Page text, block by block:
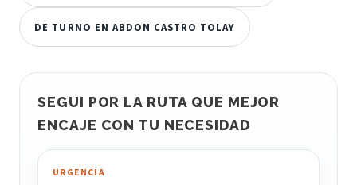
DE TURNO EN ABDON CASTRO TOLAY
SEGUI POR LA RUTA QUE MEJOR
ENCAJE CON TU NECESIDAD
URGENCIA